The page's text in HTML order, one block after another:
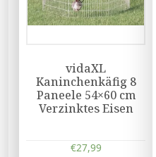
vidaXL
Kaninchenkäfig 8
Paneele 54×60 cm
Verzinktes Eisen
€27,99